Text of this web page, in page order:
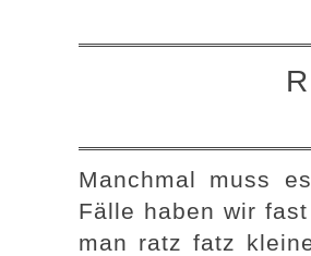
Manchmal muss
Fälle haben wir
man ratz fatz